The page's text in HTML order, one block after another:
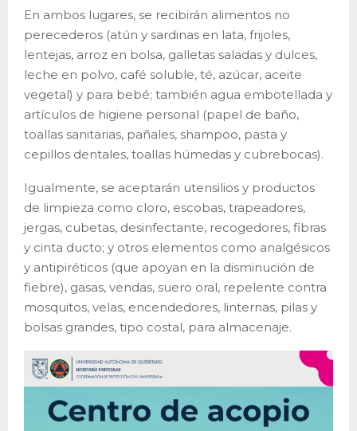
En ambos lugares, se recibirán alimentos no
perecederos (atún y sardinas en lata, frijoles,
lentejas, arroz en bolsa, galletas saladas y dulces,
leche en polvo, café soluble, té, azúcar, aceite
vegetal) y para bebé; también agua embotellada y
artículos de higiene personal (papel de baño,
toallas sanitarias, pañales, shampoo, pasta y
cepillos dentales, toallas húmedas y cubrebocas).
Igualmente, se aceptarán utensilios y productos
de limpieza como cloro, escobas, trapeadores,
jergas, cubetas, desinfectante, recogedores, fibras
y cinta ducto; y otros elementos como analgésicos
y antipiréticos (que apoyan en la disminución de
fiebre), gasas, vendas, suero oral, repelente contra
mosquitos, velas, encendedores, linternas, pilas y
bolsas grandes, tipo costal, para almacenaje.